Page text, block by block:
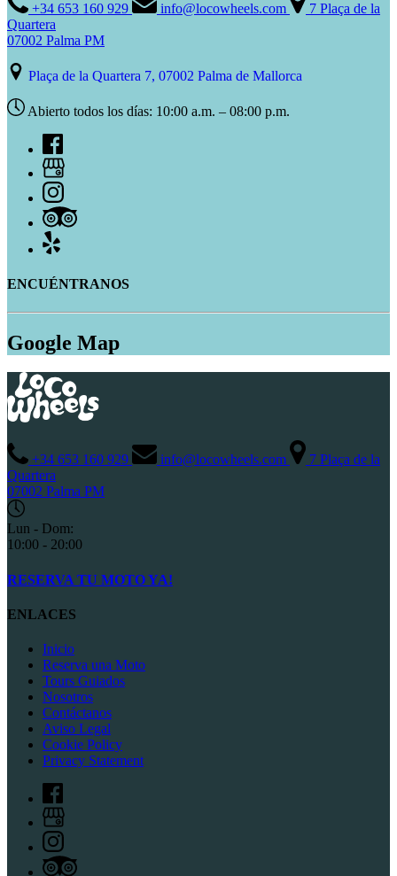
+34 653 160 929 info@locowheels.com
7 Plaça de la
Quartera
07002 Palma PM
Plaça de la Quartera 7, 07002 Palma de Mallorca
Abierto todos los días: 10:00 a.m. – 08:00 p.m.
ENCUÉNTRANOS
Google Map
+34 653 160 929 info@locowheels.com
7 Plaça de la
Quartera
07002 Palma PM
Lun - Dom:
10:00 - 20:00
RESERVA TU MOTO YA!
ENLACES
Inicio
Reserva una Moto
Tours Guiados
Nosotros
Contáctanos
Aviso Legal
Cookie Policy
Privacy Statement